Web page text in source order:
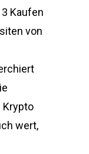
Kaufen
von
Krypto
wert,